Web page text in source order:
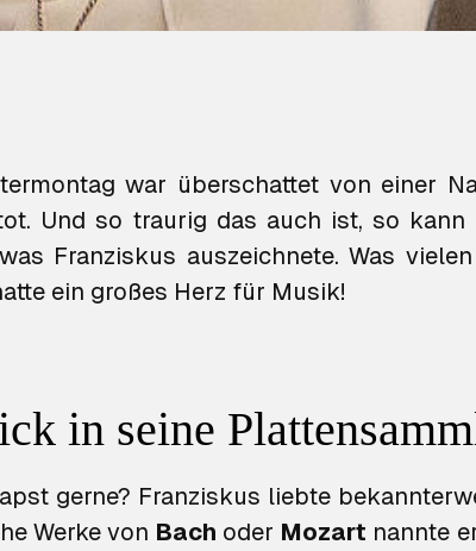
war überschattet von einer
Und so traurig das auch ist, so kann
Franziskus auszeichnete. Was
ein großes Herz für Musik!
in seine
gerne? Franziskus liebte
Werke von Bach oder Mozart nannte